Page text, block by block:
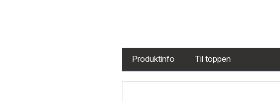
Produktinfo Til toppen